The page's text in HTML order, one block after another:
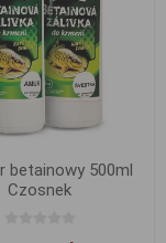
betainowy 500ml
Czosnek